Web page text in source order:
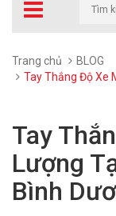
Trang chủ
BLOG
Tay Thắng Độ Xe
Tay
Lượng
Bình